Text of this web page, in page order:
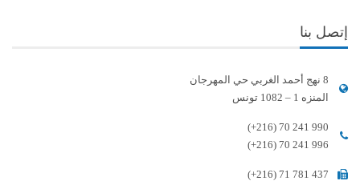
إتصل بنا
8 نهج أحمد الغربي حي المهرجان
المنزه 1 – 1082 تونس
(+216) 70 241 990
(+216) 70 241 996
(+216) 71 781 437